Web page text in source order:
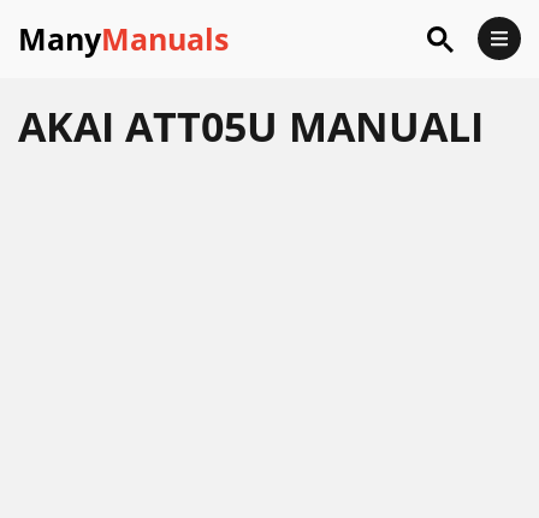
ManyManuals
AKAI ATT05U MANUALI